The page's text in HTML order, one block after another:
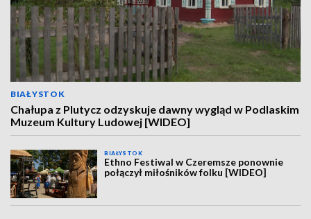
BIAŁYSTOK
Chałupa z Plutycz odzyskuje dawny wygląd w Podlaskim
Muzeum Kultury Ludowej [WIDEO]
BIAŁYSTOK
Ethno Festiwal w Czeremsze ponownie
połączył miłośników folku [WIDEO]